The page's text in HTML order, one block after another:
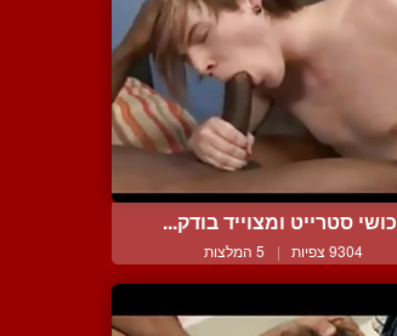
כושי סטרייט ומצוייד בודק...
9304 צפיות | 5 המלצות